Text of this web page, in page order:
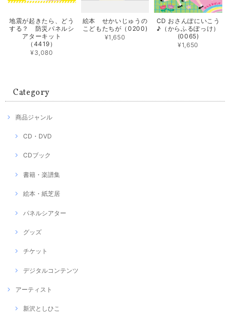
地震が起きたら、どう
する？ 防災パネルシ
アターキット
（4419）
¥3,080
絵本 せかいじゅうの
こどもたちが（0200)
¥1,650
CD おさんぽにいこう
♪（からふるぽっけ）
(0065)
¥1,650
Category
商品ジャンル
CD・DVD
CDブック
書籍・楽譜集
絵本・紙芝居
パネルシアター
グッズ
チケット
デジタルコンテンツ
アーティスト
新沢としひこ